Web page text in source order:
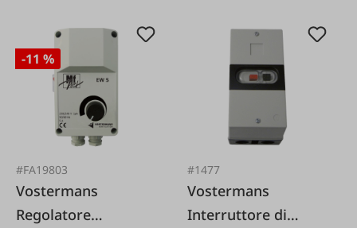
-11 %
#FA19803
Vostermans
Regolatore
#1477
Vostermans
Interruttore di